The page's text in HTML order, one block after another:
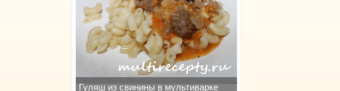
Гуляш из свинины в мультиварке